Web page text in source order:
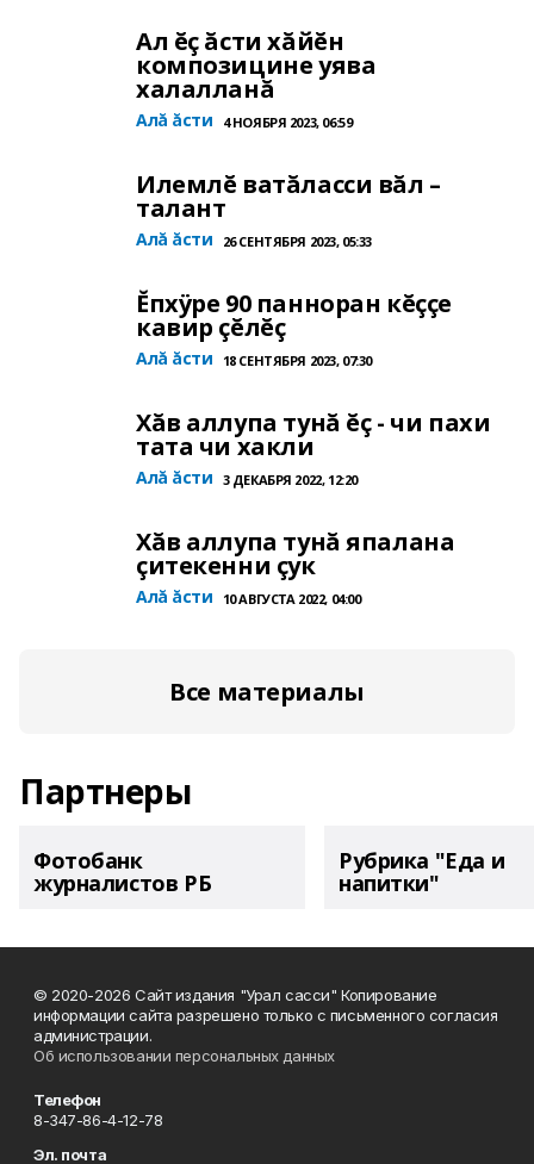
Ал ĕç ăсти хăйĕн
композицине уява
халалланă
Алă ăсти 4 НОЯБРЯ 2023, 06:59
Илемлĕ ватăласси вăл –
талант
Алă ăсти 26 СЕНТЯБРЯ 2023, 05:33
Ĕпхÿре 90 панноран кĕççе
кавир çĕлĕç
Алă ăсти 18 СЕНТЯБРЯ 2023, 07:30
Хăв аллупа тунă ĕç - чи пахи
тата чи хакли
Алă ăсти 3 ДЕКАБРЯ 2022, 12:20
Хăв аллупа тунă япалана
çитекенни çук
Алă ăсти 10 АВГУСТА 2022, 04:00
Все материалы
Партнеры
Фотобанк
журналистов РБ
Рубрика "Еда и
напитки"
© 2020-2026 Сайт издания "Урал сасси" Копирование
информации сайта разрешено только с письменного согласия
администрации.
Об использовании персональных данных
Телефон
8-347-86-4-12-78
Эл. почта